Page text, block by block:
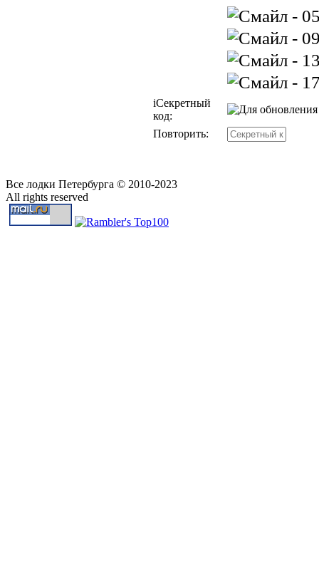
iСекретный
код:
Повторить:
Все лодки Петербурга © 2010-2023
All rights reserved